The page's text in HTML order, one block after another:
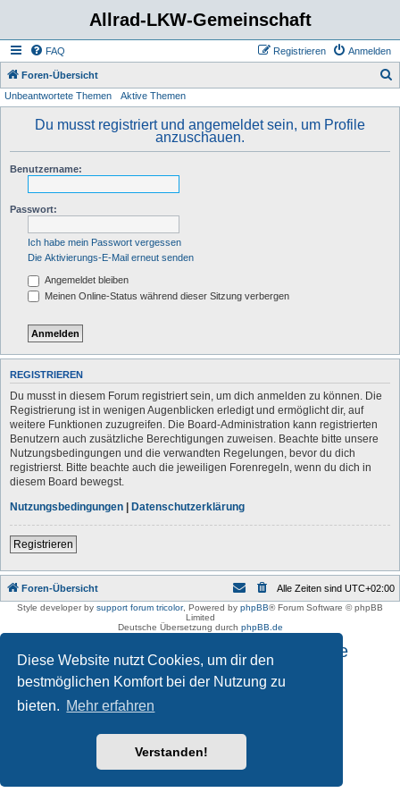
Diese Website nutzt Cookies, um dir den
bestmöglichen Komfort bei der Nutzung zu
bieten. Mehr erfahren
Verstanden!
Allrad-LKW-Gemeinschaft
FAQ Anmelden
Registrieren
Foren-Übersicht
Unbeantwortete Themen Aktive Themen
Du musst registriert und angemeldet sein, um Profile
anzuschauen.
Benutzername:
Passwort:
Ich habe mein Passwort vergessen
Die Aktivierungs-E-Mail erneut senden
Angemeldet bleiben
Meinen Online-Status während dieser Sitzung verbergen
REGISTRIEREN
Du musst in diesem Forum registriert sein, um dich anmelden zu können. Die
Registrierung ist in wenigen Augenblicken erledigt und ermöglicht dir, auf
weitere Funktionen zuzugreifen. Die Board-Administration kann registrierten
Benutzern auch zusätzliche Berechtigungen zuweisen. Beachte bitte unsere
Nutzungsbedingungen und die verwandten Regelungen, bevor du dich
registrierst. Bitte beachte auch die jeweiligen Forenregeln, wenn du dich in
diesem Board bewegst.
Nutzungsbedingungen | Datenschutzerklärung
Registrieren
Foren-Übersicht Alle Zeiten sind UTC+02:00
Style developer by support forum tricolor, Powered by phpBB® Forum Software © phpBB
Limited
Deutsche Übersetzung durch phpBB.de
Impressum und Datenschutzhinweise